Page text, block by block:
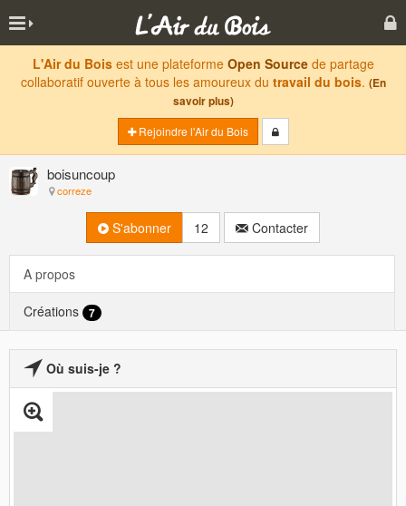
L'Air du Boisest une plateforme Open Sourcede partage
collaboratif ouverte à tous les amoureux du travail du bois. (En
savoir plus)
Rejoindre l'Air du Bois
boisuncoup
correze
S'abonner 12 Contacter
A propos
Créations 7
Où suis-je ?